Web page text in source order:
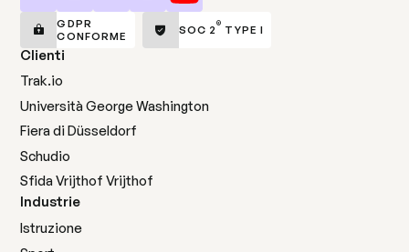
GDPR
CONFORME
SOC 2 ® TYPE I
Clienti
Trak.io
Università George Washington
Fiera di Düsseldorf
Schudio
Sfida Vrijthof Vrijthof
Industrie
Istruzione